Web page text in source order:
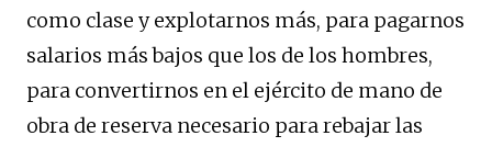
como clase y explotarnos más, para pagarnos
salarios más bajos que los de los hombres,
para convertirnos en el ejército de mano de
obra de reserva necesario para rebajar las